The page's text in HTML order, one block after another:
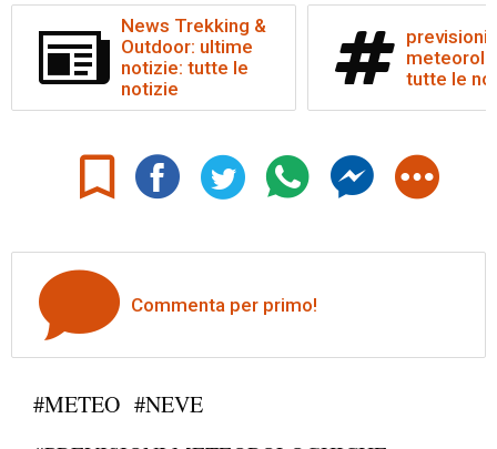
News Trekking &
Outdoor: ultime
notizie: tutte le
notizie
previsioni
tutte le
Commenta per primo!
#METEO #NEVE